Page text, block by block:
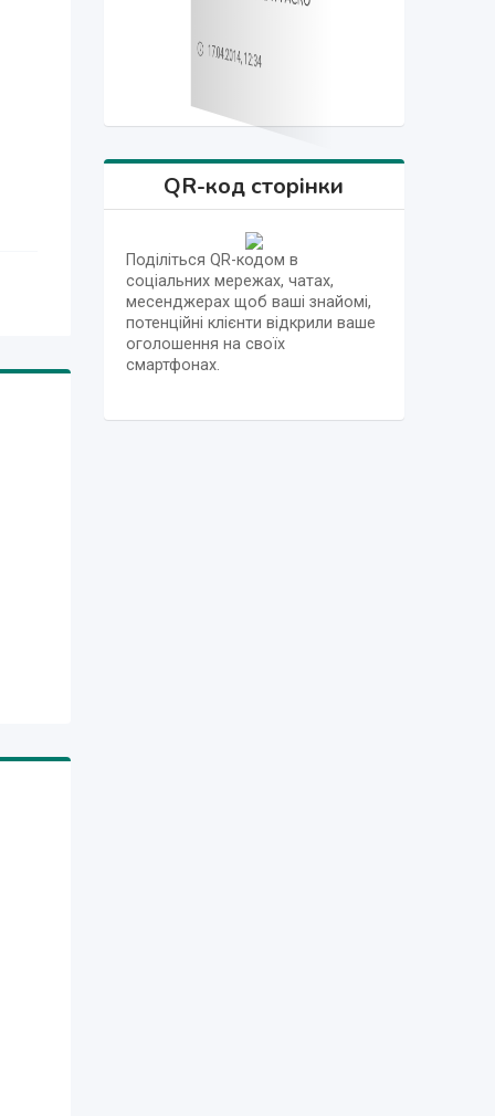
17.04.2014, 12:12
17.04.2014, 12:47
17.04.2014, 12:34
17.04.2014, 12:3017.04.2014, 12:27
17.04.2014, 12:15
17.04.2014, 12:12
17.04.2014, 12:47
QR-код сторінки
Поділіться QR-кодом в
соціальних мережах, чатах,
месенджерах щоб ваші знайомі,
потенційні клієнти відкрили ваше
оголошення на своїх
смартфонах.